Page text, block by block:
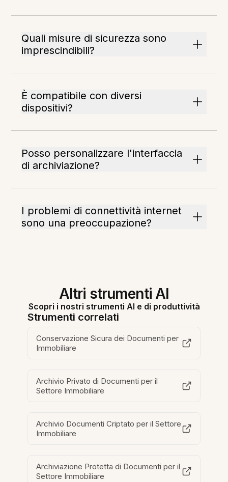
Quali misure di sicurezza sono
imprescindibili?
È compatibile con diversi
dispositivi?
Posso personalizzare l'interfaccia
di archiviazione?
I problemi di connettività internet
sono una preoccupazione?
Altri strumenti AI
Scopri i nostri strumenti AI e di produttività
Strumenti correlati
Conservazione Sicura dei Documenti per
Immobiliare
Archivio Privato di Documenti per il
Settore Immobiliare
Archivio Documenti Criptato per il Settore
Immobiliare
Archiviazione Protetta di Documenti per il
Settore Immobiliare